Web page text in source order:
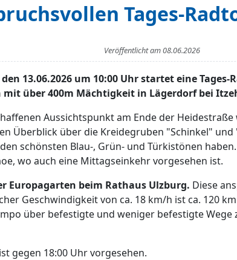
Tages-
Veröffentlicht am08.06.2026
13.06.2026 um 10:00 Uhr startet eine
mit über 400m Mächtigkeit in Lägerdorf bei
Aussichtspunkt am Ende der
Überblick über die Kreidegruben "Schinkel"
schönsten Blau-, Grün- und Türkistönen
wo auch eine Mittagseinkehr vorgesehen ist.
Europagarten beim Rathaus Ulzburg. Diese
Geschwindigkeit von ca. 18 km/h ist ca. 120
über befestigte und weniger befestigte Wege
gegen 18:00 Uhr vorgesehen.